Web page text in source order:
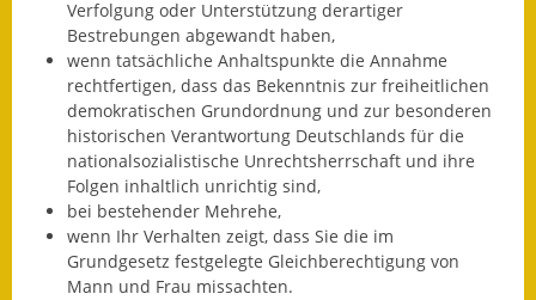
Bebauungspläne
Bodenrichtwerte
Flächennutzungsplan
Gerätehütten
Gutachterausschuss
Landessanierungsprogramm
Verfolgung oder Unterstützung derartiger
Bestrebungen abgewandt haben,
wenn tatsächliche Anhaltspunkte die Annahme
rechtfertigen, dass das Bekenntnis zur freiheitlichen
demokratischen Grundordnung und zur besonderen
historischen Verantwortung Deutschlands für die
nationalsozialistische Unrechtsherrschaft und ihre
Folgen inhaltlich unrichtig sind,
bei bestehender Mehrehe,
wenn Ihr Verhalten zeigt, dass Sie die im
Grundgesetz festgelegte Gleichberechtigung von
Mann und Frau missachten.